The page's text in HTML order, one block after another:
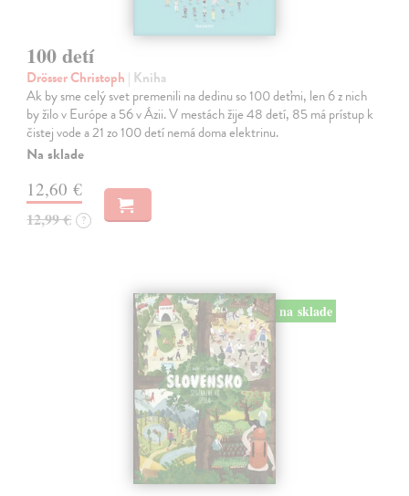
100 detí
Drösser Christoph | Kniha
Ak by sme celý svet premenili na dedinu so 100 deťmi, len 6 z nich
by žilo v Európe a 56 v Ázii. V mestách žije 48 detí, 85 má prístup k
čistej vode a 21 zo 100 detí nemá doma elektrinu.
Na sklade
12,60 €
12,99 € ?
na sklade